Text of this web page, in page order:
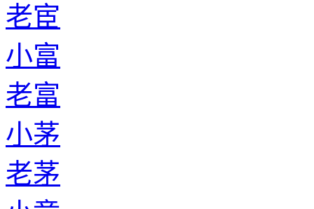
老宦
小富
老富
小茅
老茅